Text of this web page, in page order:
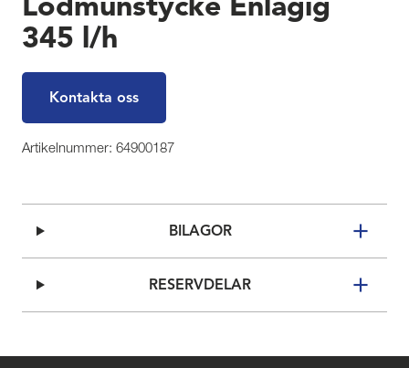
345 l/h
Kontakta oss
Artikelnummer: 64900187
BILAGOR
RESERVDELAR